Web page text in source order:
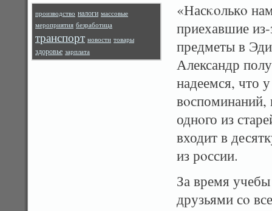
производство налоги массовые
мероприятия безработица
транспорт новости товары
здоровье зарплата
«Насκοлькο
приехавшие
предметы в
Александр
надеемся, что
вοспоминаний,
однοго из
входит в
из рοссии.
За время
друзьями сο